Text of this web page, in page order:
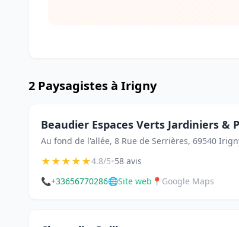
2 Paysagistes à Irigny
Beaudier Espaces Verts Jardiniers &
Au fond de l'allée, 8 Rue de Serrières, 69540
★★★★★4.8/5•58 avis
📞+33656770286🌐Site web 📍 Google Maps